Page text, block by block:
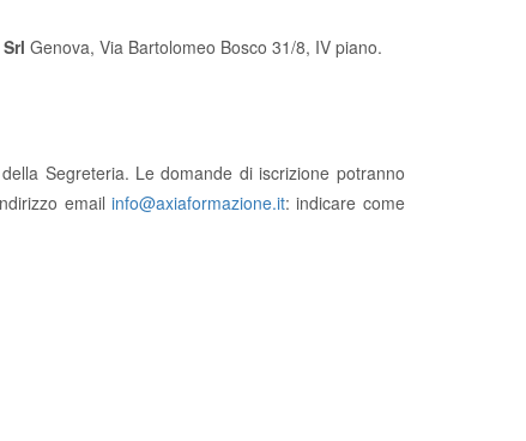
Genova, Via Bartolomeo Bosco 31/8, IV piano.
Segreteria. Le domande di iscrizione potranno
email info@axiaformazione.it: indicare come